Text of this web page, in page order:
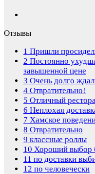
Отзывы
1 Пришли
2 Постоянно
завышенной цене
3 Очень долго
4 Отвратительно!
5 Отличный
6 Неплохая
7 Хамское
8 Отвратительно
9 классные роллы
10 Хороший выбор
11 по доставки
12 по человечески